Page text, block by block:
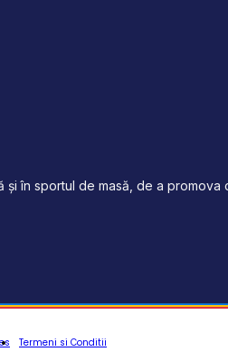
în sportul de masă, de a
Termeni si Conditii